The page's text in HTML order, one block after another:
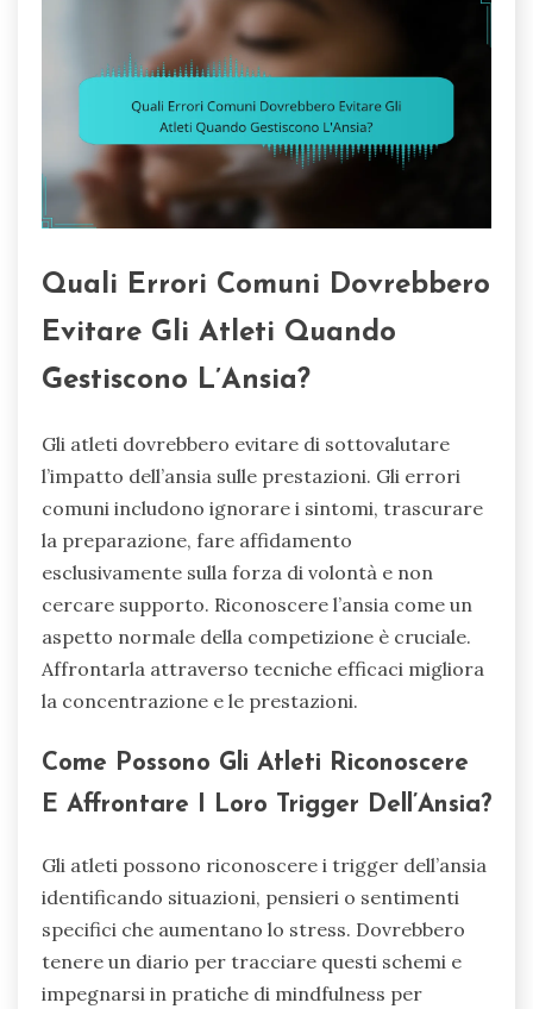
Quali Errori Comuni Dovrebbero
Evitare Gli Atleti Quando
Gestiscono L’Ansia?
Gli atleti dovrebbero evitare di sottovalutare
l’impatto dell’ansia sulle prestazioni. Gli errori
comuni includono ignorare i sintomi, trascurare
la preparazione, fare affidamento
esclusivamente sulla forza di volontà e non
cercare supporto. Riconoscere l’ansia come un
aspetto normale della competizione è cruciale.
Affrontarla attraverso tecniche efficaci migliora
la concentrazione e le prestazioni.
Come Possono Gli Atleti Riconoscere
E Affrontare I Loro Trigger Dell’Ansia?
Gli atleti possono riconoscere i trigger dell’ansia
identificando situazioni, pensieri o sentimenti
specifici che aumentano lo stress. Dovrebbero
tenere un diario per tracciare questi schemi e
impegnarsi in pratiche di mindfulness per